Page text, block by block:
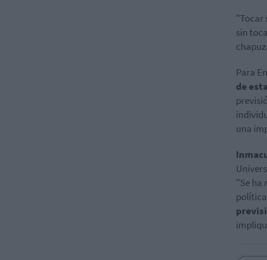
"Tocar
sin
Para
de
una
"Se ha